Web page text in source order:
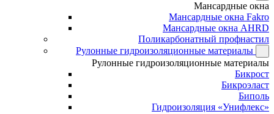
Мансардные окна
Мансардные окна Fakro
Мансардные окна AHRD
Поликарбонатный профнастил
Рулонные гидроизоляционные материалы
Рулонные гидроизоляционные материалы
Бикрост
Бикроэласт
Биполь
Гидроизоляция «Унифлекс»